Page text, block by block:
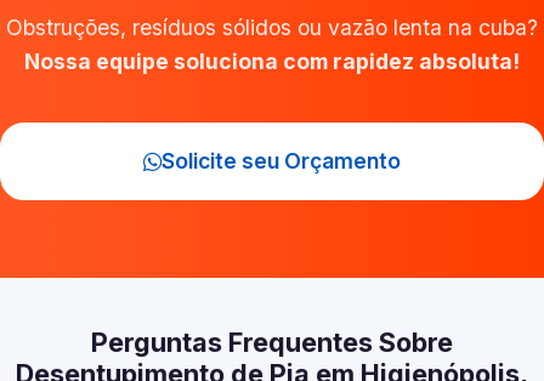
Obstruções, resíduos sólidos ou vazão lenta na cuba?
Nossa equipe soluciona com rapidez absoluta!
Solicite seu Orçamento
Perguntas Frequentes Sobre
Desentupimento de Pia em Higienópolis,